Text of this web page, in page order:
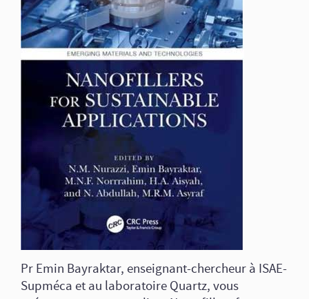
Pr Emin Bayraktar, enseignant-chercheur à ISAE-
Supméca et au laboratoire Quartz, vous